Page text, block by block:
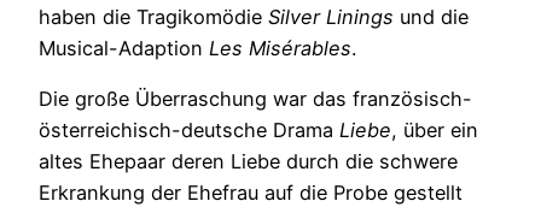
haben die Tragikomödie Silver Linings und die
Musical-Adaption Les Misérables.
Die große Überraschung war das französisch-
österreichisch-deutsche Drama Liebe, über ein
altes Ehepaar deren Liebe durch die schwere
Erkrankung der Ehefrau auf die Probe gestellt